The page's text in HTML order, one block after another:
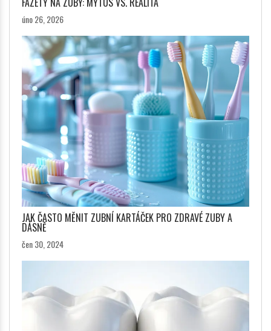
úno 26, 2026
JAK ČASTO MĚNIT ZUBNÍ KARTÁČEK PRO ZDRAVÉ ZUBY A
DÁSNĚ
čen 30, 2024